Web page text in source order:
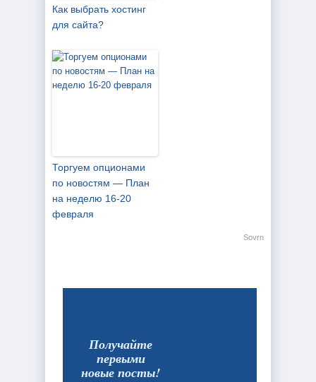
Как выбрать хостинг
для сайта?
Торгуем опционами
по новостям — План
на неделю 16-20
февраля
Sovrn
Получайте
первыми
новые посты!